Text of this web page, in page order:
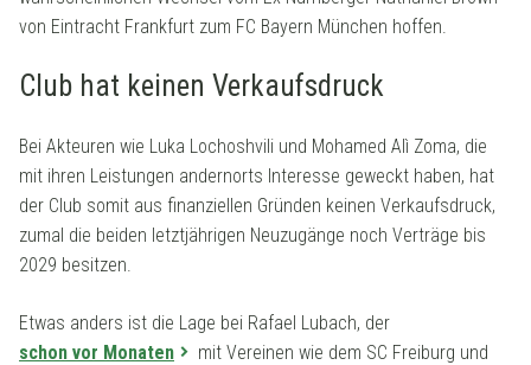
von Eintracht Frankfurt zum FC Bayern München hoffen.
Club hat keinen Verkaufsdruck
Bei Akteuren wie Luka Lochoshvili und Mohamed Alì Zoma, die
mit ihren Leistungen andernorts Interesse geweckt haben, hat
der Club somit aus finanziellen Gründen keinen Verkaufsdruck,
zumal die beiden letztjährigen Neuzugänge noch Verträge bis
2029 besitzen.
Etwas anders ist die Lage bei Rafael Lubach, der
schon vor Monaten
mit Vereinen wie dem SC Freiburg und